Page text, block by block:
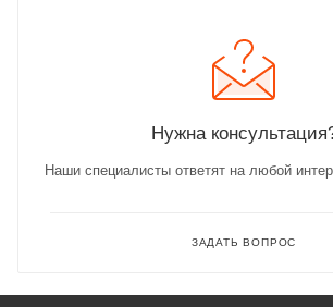
Нужна
Наши специалисты ответят на любой
ЗАДАТЬ ВОПРОС